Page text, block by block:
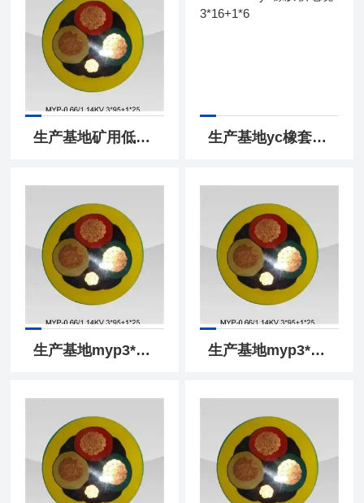
生产基地矿用低压电缆myp3*35+1*16橡套电缆 生产基地yc橡套电缆3*16+1*10 yc橡胶软电缆3*16+1*6
生产基地myp3*25+1*16电缆myp矿用屏蔽电缆 生产基地myp3*70+1*35mm2矿用屏蔽电缆myp1140v